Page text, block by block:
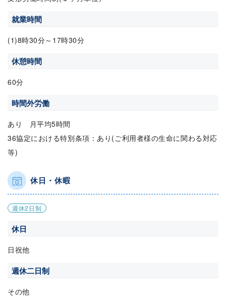
就業時間
(1)8時30分～17時30分
休憩時間
60分
時間外労働
あり 月平均5時間
36協定における特別条項：あり(ご利用者様の生命に関わる対応
等)
休日・休暇
週休2日制
休日
日祝他
週休二日制
その他